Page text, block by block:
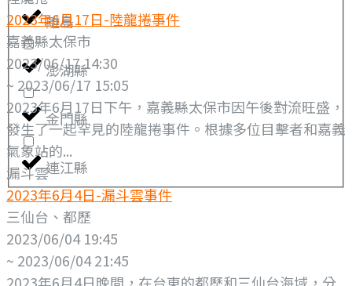
離島
澎湖縣
金門縣
連江縣
2023年6月17日-陸龍捲事件
嘉義縣太保市
2023/06/17 14:30
~ 2023/06/17 15:05
2023年6月17日下午，嘉義縣太保市因午後對流旺盛，
發生了一起罕見的陸龍捲事件。根據多位目擊者和嘉義
氣象站的...
漏斗雲
2023年6月4日-漏斗雲事件
三仙台、都歷
2023/06/04 19:45
~ 2023/06/04 21:45